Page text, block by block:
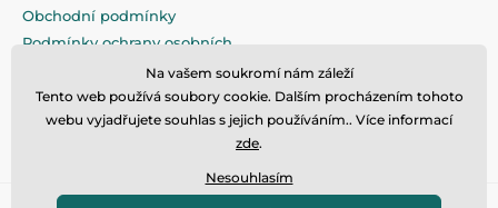
Obchodní podmínky
Podmínky ochrany osobních
Na pečlivé zabalení klademe
maximální důraz
Na vašem soukromí nám záleží
Tento web používá soubory cookie. Dalším procházením tohoto
webu vyjadřujete souhlas s jejich používáním.. Více informací
zde.
Nesouhlasím